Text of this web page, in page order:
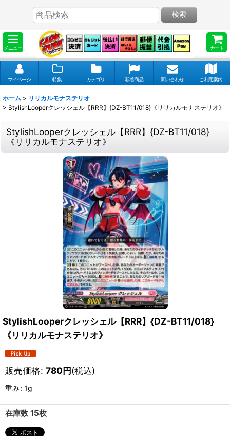
メニュー カート
検索
マイページ 特集 カテゴリ 新着商品 問い合わせ ご利用案内
ホーム > リリカルモナステリオ
> StylishLooperクレッシェル【RRR】{DZ-BT11/018}《リリカルモナステリオ》
StylishLooperクレッシェル【RRR】{DZ-BT11/018}
《リリカルモナステリオ》
StylishLooperクレッシェル【RRR】{DZ-BT11/018}
《リリカルモナステリオ》
販売価格: 780円(税込)
重み: 1g
在庫数 15枚